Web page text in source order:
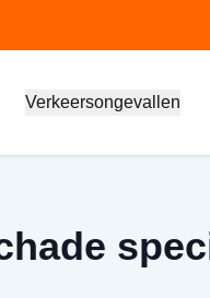
Verkeersongevallen